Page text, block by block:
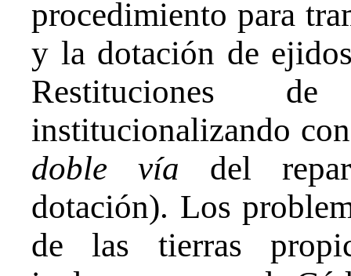
procedimiento para
y la dotación de
Restituciones
institucionalizando
doble vía del
dotación). Los
de las tierras